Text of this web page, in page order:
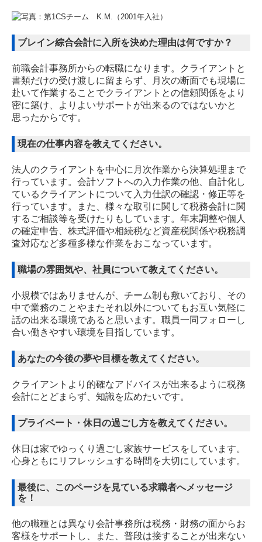
ブレイン綜合会計に入所を決めた理由は何ですか？
前職会計事務所からの転職になります。クライアントと
書類だけの受け渡しに留まらず、月次の断面でも現場に
赴いて作業することでクライアントとの信頼関係をより
密に築け、よりよいサポートが出来るのではないかと
思ったからです。
現在の仕事内容を教えてください。
法人のクライアントを中心に月次作業から決算処理まで
行っています。会計ソフトへの入力作業の他、自計化し
ているクライアントについて入力仕訳の確認・修正等を
行っています。また、様々な取引に関して税務会計に関
するご相談等を受けたりもしています。年末調整や個人
の確定申告、株式評価や相続税など資産税関係や税務調
査対応など多種多様な作業をおこなっています。
職場の雰囲気や、社員について教えてください。
小規模ではありませんが、チーム制も敷いており、その
中で業務のことやまたそれ以外についてもお互い気軽に
話の出来る環境であると思います。職員一同フォローし
合い働きやすい環境を目指しています。
あなたの今後の夢や目標を教えてください。
クライアントより的確なアドバイスが出来るように税務
会計にとどまらず、知識を広めたいです。
プライベート・休日の過ごし方を教えてください。
休日は家でゆっくり過ごし家族サービスをしています。
心身ともにリフレッシュする時間を大切にしています。
最後に、このページを見ている求職者へメッセージ
を！
他の職種とは異なり会計事務所は税務・財務の面からお
客様をサポートし、また、普段は接することが出来ない